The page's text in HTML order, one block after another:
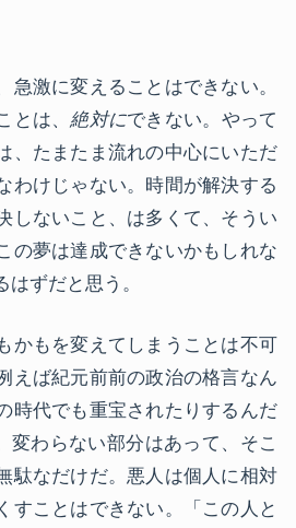
急激に変えることはできない。
とは、絶対にできない。やって
、たまたま流れの中心にいただ
わけじゃない。時間が解決する
しないこと、は多くて、そうい
の夢は達成できないかもしれな
ずだと思う。
かもを変えてしまうことは不可
えば紀元前前の政治の格言なん
時代でも重宝されたりするんだ
変わらない部分はあって、そこ
駄なだけだ。悪人は個人に相対
すことはできない。「この人と